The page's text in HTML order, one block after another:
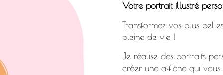
Votre portrait illustré
Transformez vos plus
pleine de vie !
Je réalise des portraits
créer une affiche qui vous